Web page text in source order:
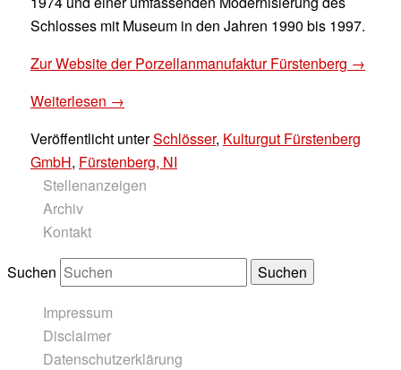
Schlosses mit Museum in den Jahren 1990 bis 1997.
Zur Website der Porzellanmanufaktur Fürstenberg →
Weiterlesen →
Veröffentlicht unterSchlösser, Kulturgut Fürstenberg
GmbH, Fürstenberg, NI
Stellenanzeigen
Archiv
Kontakt
Suchen
Impressum
Disclaimer
Datenschutzerklärung